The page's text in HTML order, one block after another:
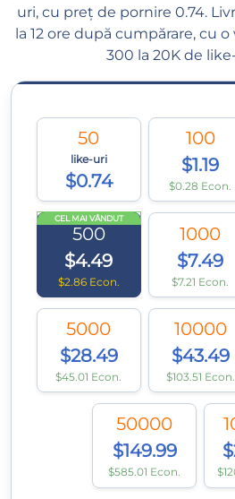
uri, cu preț de pornire 0.74.
la 12 ore după cumpărare, cu
300 la 20K de
50
like-uri
$0.74
100
$1.19
$0.28 Econ.
CEL MAI VÂNDUT
500
$4.49
$2.86 Econ.
1000
$7.49
$7.21 Econ.
5000
$28.49
$45.01 Econ.
10000
$43.49
$103.51 Econ.
50000
$149.99
$585.01 Econ.